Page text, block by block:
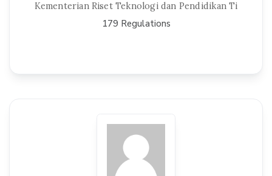
Kementerian Riset Teknologi dan Pendidikan Ti
179 Regulations
View Details